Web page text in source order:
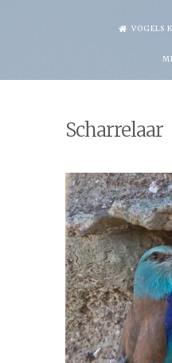
VOGELS
Scharrelaar